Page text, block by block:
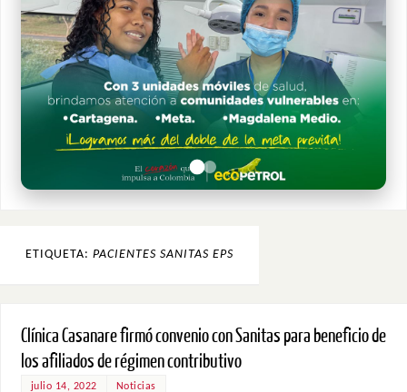
ETIQUETA: PACIENTES SANITAS EPS
Clínica Casanare firmó convenio con Sanitas para beneficio de
los afiliados de régimen contributivo
julio 14, 2022 Noticias